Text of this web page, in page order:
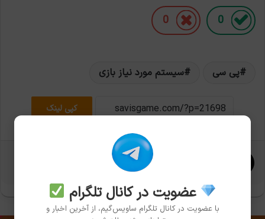
0
0
پی سی سیستم مورد نیاز بازی
کپی لینک
عضویت در کانال تلگرام
با عضویت در کانال تلگرام ساویس‌گیم، از آخرین اخبار و